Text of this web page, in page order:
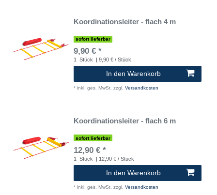
Koordinationsleiter - flach 4 m
sofort lieferbar
9,90 € *
1 Stück | 9,90 € / Stück
In den Warenkorb
* inkl. ges. MwSt. zzgl. Versandkosten
Koordinationsleiter - flach 6 m
sofort lieferbar
12,90 € *
1 Stück | 12,90 € / Stück
In den Warenkorb
* inkl. ges. MwSt. zzgl. Versandkosten